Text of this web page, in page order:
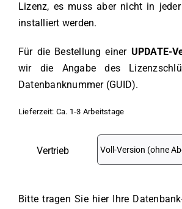
Lizenz, es muss aber nicht in
installiert werden.
Für die Bestellung einer UPDATE-
wir die Angabe des
Datenbanknummer (GUID).
Lieferzeit: Ca. 1-3 Arbeitstage
Vertrieb
Bitte tragen Sie hier Ihre